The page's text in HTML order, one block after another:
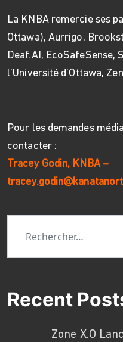
La KNBA remercie ses
Ottawa), Aurrigo,
Deaf.AI, EcoSafeSense,
l’Université d’Ottawa,
Pour les demandes
contacter :
Tracey Godin, KNBA –
Recent
Zone X.O